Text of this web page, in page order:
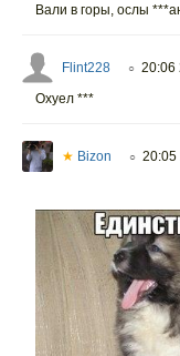
Вали в горы, ослы
Flint228 ○ 20:06
Охуел ***
★ Bizon ○ 20:05